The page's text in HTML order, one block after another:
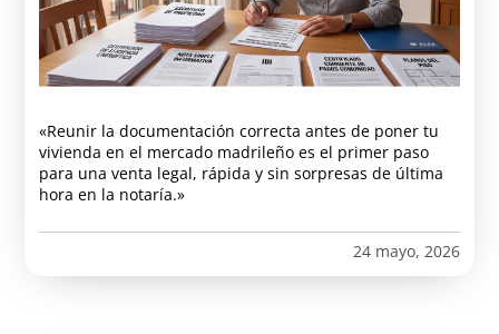
«Reunir la documentación correcta antes de poner tu
vivienda en el mercado madrileño es el primer paso
para una venta legal, rápida y sin sorpresas de última
hora en la notaría.»
24 mayo, 2026